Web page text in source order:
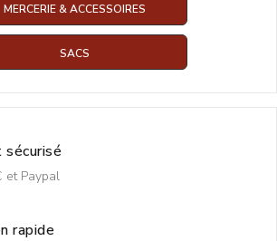
MERCERIE & ACCESSOIRES
SACS
sécurisé
et Paypal
rapide